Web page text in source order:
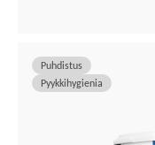
Puhdistus
Pyykkihygienia